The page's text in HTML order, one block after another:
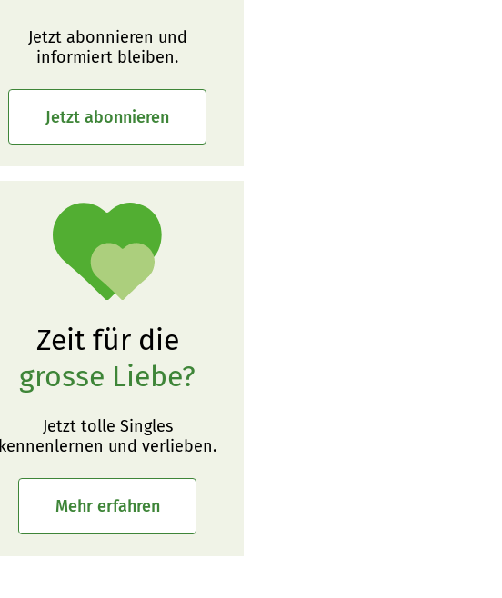
Jetzt abonnieren und
informiert bleiben.
Jetzt abonnieren
Zeit für die
grosse Liebe?
Jetzt tolle Singles
kennenlernen und verlieben.
Mehr erfahren